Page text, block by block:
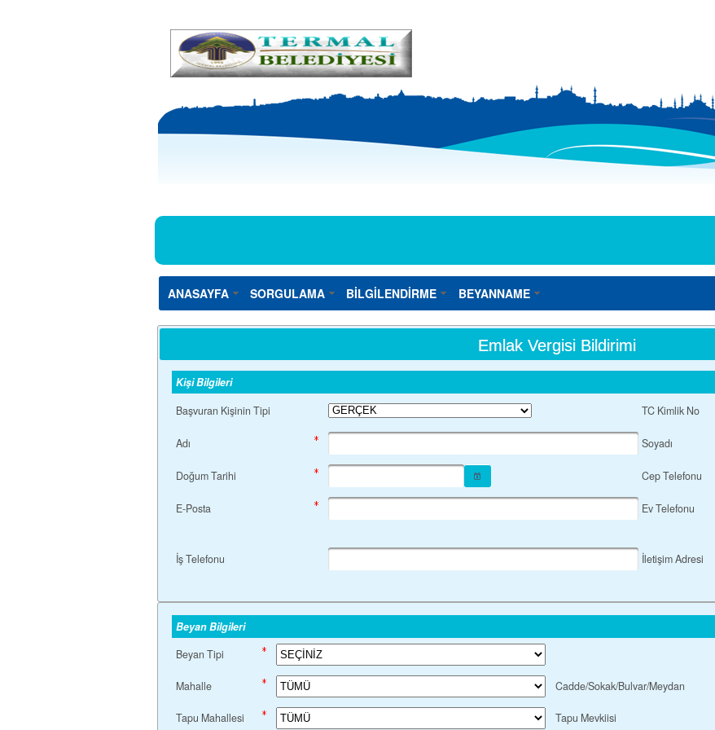
ANASAYFA SORGULAMA BİLGİLENDİRME BEYANNAME
Emlak Vergisi Bildirimi
Kişi Bilgileri
Başvuran Kişinin Tipi
TC Kimlik No
Adı Soyadı
Doğum Tarihi Cep Telefonu
E-Posta Ev Telefonu
İş Telefonu İletişim Adresi
Beyan Bilgileri
Beyan Tipi
Mahalle Cadde/Sokak/Bulvar/Meydan
Tapu Mahallesi Tapu Mevkiisi